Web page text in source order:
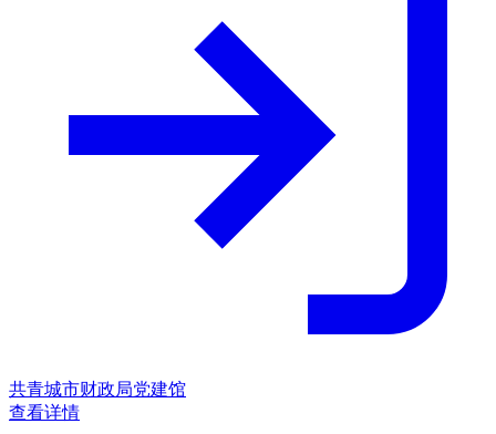
共青城市财政局党建馆
查看详情